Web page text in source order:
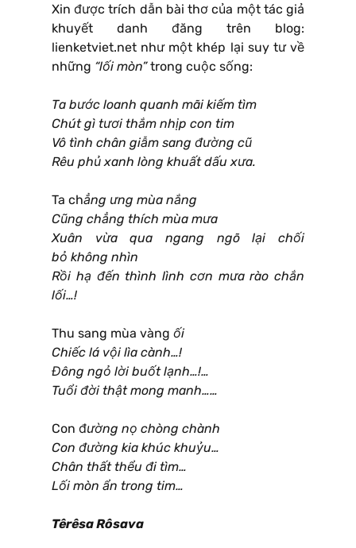
Xin được trích dẫn bài thơ của một tác giả
khuyết danh đăng trên blog:
lienketviet.net như một khép lại suy tư về
những “lối mòn”trong cuộc sống:
Ta bước loanh quanh mãi kiếm tìm
Chút gì tươi thắm nhịp con tim
Vô tình chân giẫm sang đường cũ
Rêu phủ xanh lòng khuất dấu xưa.
Ta chẳng ưng mùa nắng
Cũng chẳng thích mùa mưa
Xuân vừa qua ngang ngõlại chối
bỏ không nhìn
Rồi hạ đến thình lình cơn mưa rào chắn
lối…!
Thu sang mùa vàng ối
Chiếc lá vội lìa cành…!
Đông ngỏ lời buốt lạnh…!…
Tuổi đời thật mong manh……
Con đường nọ chòng chành
Con đường kia khúc khuỷu…
Chân thất thểu đi tìm…
Lối mòn ẩn trong tim…
Têrêsa Rôsava